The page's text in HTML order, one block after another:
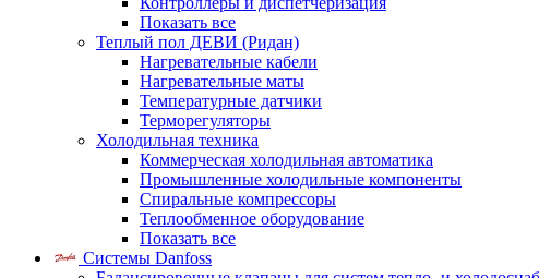
Показать все
Теплый пол ДЕВИ (Ридан)
Нагревательные кабели
Нагревательные маты
Температурные датчики
Терморегуляторы
Холодильная техника
Коммерческая холодильная автоматика
Промышленные холодильные компоненты
Спиральные компрессоры
Теплообменное оборудование
Показать все
Системы Danfoss